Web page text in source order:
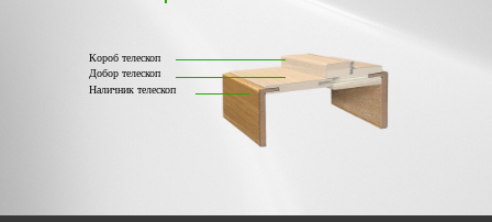
Наличник телескоп
Добор телескоп
Короб телескоп